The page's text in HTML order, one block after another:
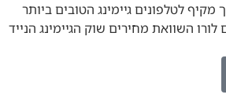
לטלפונים גיימינג הטובים ביותר
מטעם לורו השוואת מחירים שוק הגיימינג הנייד